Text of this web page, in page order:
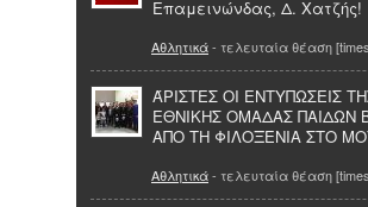
Επαμεινώνδας, Δ. Χατζής!
Αθλητικά- τελευταία θέαση
ΆΡΙΣΤΕΣ ΟΙ ΕΝΤΥΠΩΣΕΙΣ
ΕΘΝΙΚΗΣ ΟΜΑΔΑΣ ΠΑΙΔΩΝ
ΑΠΟ ΤΗ ΦΙΛΟΞΕΝΙΑ ΣΤΟ
Αθλητικά- τελευταία θέαση